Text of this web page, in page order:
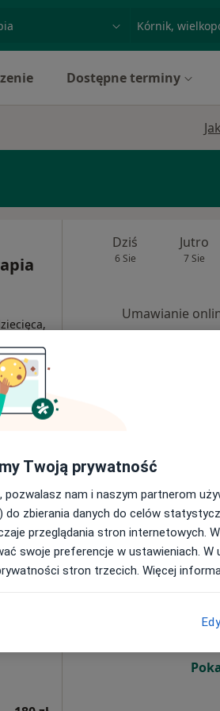
badanie lub nazwiskomiasto lub
Dostępne terminy
250 zł
Dziś
6 Sie
Jutro
7 Sie
Umawianie
Dziś Jutro
Umawianie
Twoją prywatność
pozwalasz nam i naszym partnerom
do zbierania danych do celów
przeglądania stron internetowych.
swoje preferencje w ustawieniach. W
stron trzecich. Więcej